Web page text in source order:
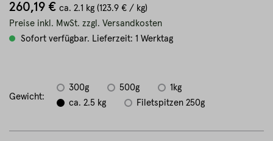
260,19 € ca. 2.1 kg (123.9 € / kg)
Preise inkl. MwSt. zzgl. Versandkosten
Sofort verfügbar. Lieferzeit: 1 Werktag
Gewicht:
300g 500g
1kg
ca. 2.5 kg
Filetspitzen 250g